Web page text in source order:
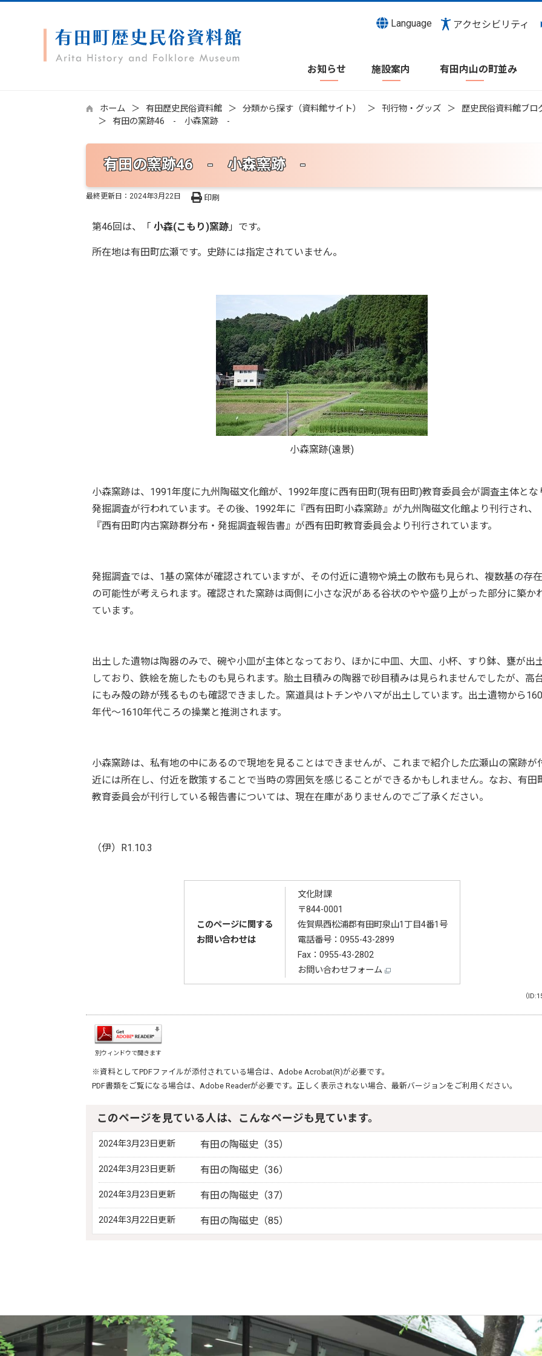
Language アクセシビリティ
お知らせ 施設案内 有田内山の町並み
ホーム 有田歴史民俗資料館 分類から探す（資料館サイト） 刊行物・グッズ
歴史民俗資料館ブロ
有田の窯跡46 - 小森窯跡 -
有田の窯跡46 - 小森窯跡 -
最終更新日： 2024年3月22日 印刷
第46回は、「 小森(こもり)窯跡 」です。
所在地は有田町広瀬です。史跡には指定されていません。
小森窯跡(遠景)
小森窯跡は、1991年度に九州陶磁文化館が、1992年度に西有田町(現有田町)教育委員会が調査主体とな
発掘調査が行われています。その後、1992年に『西有田町小森窯跡』が九州陶磁文化館より刊行され、
『西有田町内古窯跡群分布・発掘調査報告書』が西有田町教育委員会より刊行されています。
発掘調査では、1基の窯体が確認されていますが、その付近に遺物や焼土の散布も見られ、複数基の存在
の可能性が考えられます。確認された窯跡は両側に小さな沢がある谷状のやや盛り上がった部分に築か
ています。
出土した遺物は陶器のみで、碗や小皿が主体となっており、ほかに中皿、大皿、小杯、すり鉢、甕が出
しており、鉄絵を施したものも見られます。胎土目積みの陶器で砂目積みは見られませんでしたが、高
にもみ殻の跡が残るものも確認できました。窯道具はトチンやハマが出土しています。出土遺物から
年代～1610年代ころの操業と推測されます。
小森窯跡は、私有地の中にあるので現地を見ることはできませんが、これまで紹介した広瀬山の窯跡が
近には所在し、付近を散策することで当時の雰囲気を感じることができるかもしれません。なお、有田
教育委員会が刊行している報告書については、現在在庫がありませんのでご了承ください。
（伊）R1.10.3
このページに関する
お問い合わせは
文化財課
〒844-0001
佐賀県西松浦郡有田町泉山1丁目4番1号
電話番号： 0955-43-2899
Fax：0955-43-2802
お問い合わせフォーム
（
別ウィンドウで開きます
※資料としてPDFファイルが添付されている場合は、 Adobe Acrobat(R)が必要です。
PDF書類をご覧になる場合は、 Adobe Readerが必要です。正しく表示されない場合、最新バージョンをご利用ください。
このページを見ている人は、こんなページも見ています。
2024年3月23日更新 有田の陶磁史（35）
2024年3月23日更新 有田の陶磁史（36）
2024年3月23日更新 有田の陶磁史（37）
2024年3月22日更新 有田の陶磁史（85）